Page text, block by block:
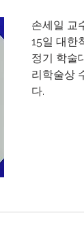
손세일 교
15일 대한
정기 학술
리학술상
다.